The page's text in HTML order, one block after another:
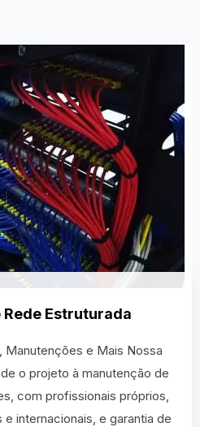
Rede Estruturada
Manutenções e Mais Nossa
o projeto à manutenção de
com profissionais próprios,
internacionais, e garantia de